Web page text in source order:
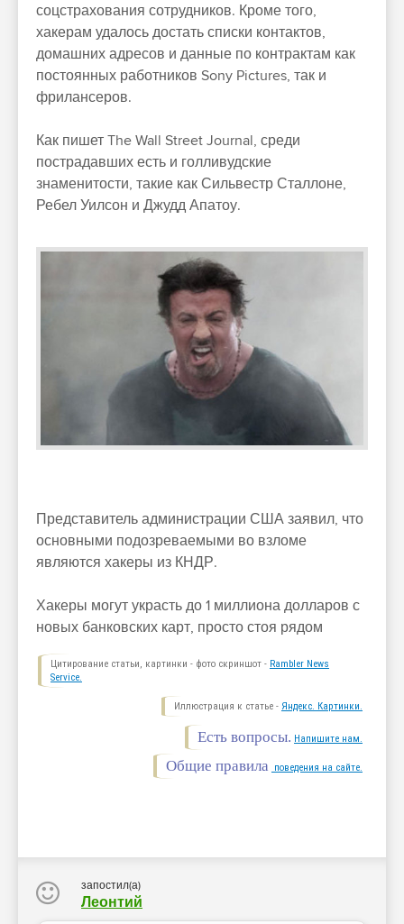
соцстрахования сотрудников. Кроме того,
хакерам удалось достать списки контактов,
домашних адресов и данные по контрактам как
постоянных работников Sony Pictures, так и
фрилансеров.
Как пишет The Wall Street Journal, среди
пострадавших есть и голливудские
знаменитости, такие как Сильвестр Сталлоне,
Ребел Уилсон и Джудд Апатоу.
Представитель администрации США заявил, что
основными подозреваемыми во взломе
являются хакеры из КНДР.
Хакеры могут украсть до 1 миллиона долларов с
новых банковских карт, просто стоя рядом
Цитирование статьи, картинки - фото скриншот - Rambler News
Service.
Иллюстрация к статье - Яндекс. Картинки.
Есть вопросы. Напишите нам.
Общие правила поведения на сайте.
запостил(а)
Леонтий